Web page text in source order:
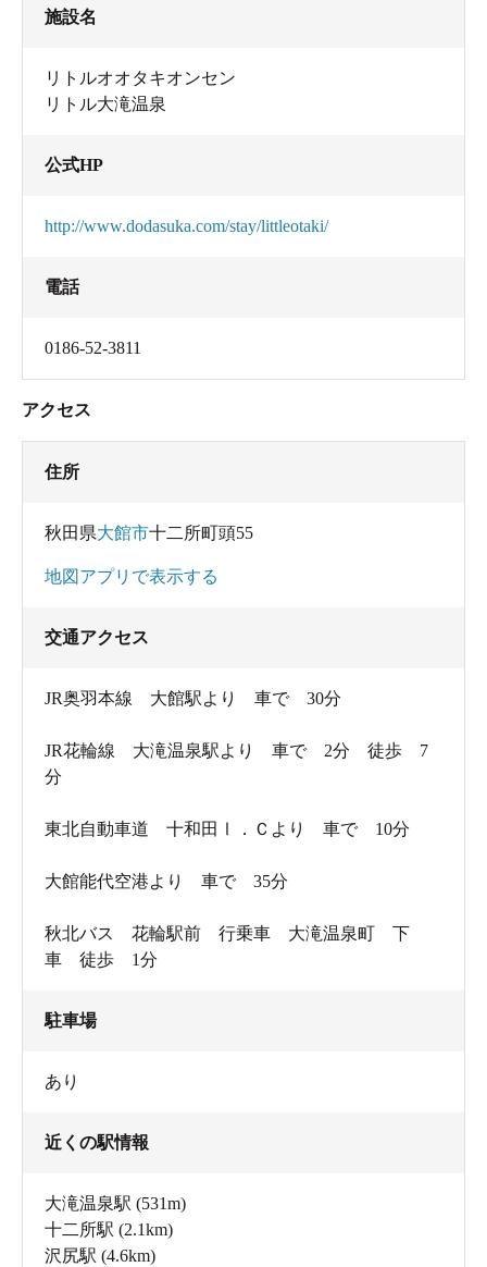
施設名
リトルオオタキオンセン
リトル大滝温泉
公式HP
http://www.dodasuka.com/stay/littleotaki/
電話
0186-52-3811
アクセス
住所
秋田県大館市十二所町頭55
地図アプリで表示する
交通アクセス
JR奥羽本線 大館駅より 車で 30分
JR花輪線 大滝温泉駅より 車で 2分 徒歩 7
分
東北自動車道 十和田Ⅰ．Ｃより 車で 10分
大館能代空港より 車で 35分
秋北バス 花輪駅前 行乗車 大滝温泉町 下
車 徒歩 1分
駐車場
あり
近くの駅情報
大滝温泉駅 (531m)
十二所駅 (2.1km)
沢尻駅 (4.6km)